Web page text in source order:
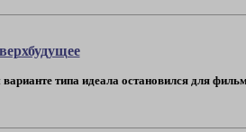
типа идеала остановился для